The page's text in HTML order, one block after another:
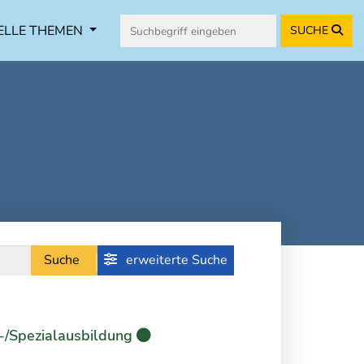
THEMEN SUCHE
Suche erweiterte Suche
Spezialausbildung